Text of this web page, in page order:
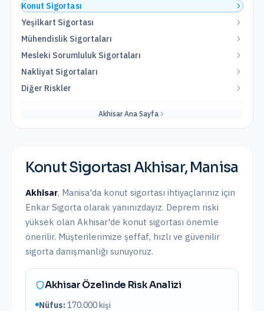
Konut Sigortası
Yeşilkart Sigortası
Mühendislik Sigortaları
Mesleki Sorumluluk Sigortaları
Nakliyat Sigortaları
Diğer Riskler
AkhisarAna Sayfa
Konut Sigortası Akhisar, Manisa
Akhisar, Manisa'da konut sigortası ihtiyaçlarınız için
Enkar Sigorta olarak yanınızdayız. Deprem riski
yüksek olan Akhisar'de konut sigortası önemle
önerilir. Müşterilerimize şeffaf, hızlı ve güvenilir
sigorta danışmanlığı sunuyoruz.
AkhisarÖzelinde Risk Analizi
Nüfus:170.000kişi